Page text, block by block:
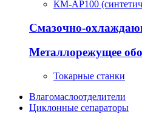
КМ-АР100
Смазочно-
Металлорежущее
Токарные станки
Влагомаслоотделители
Циклонные сепараторы